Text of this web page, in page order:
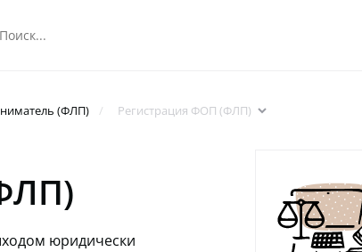
(ФЛП) Регистрация ФОП (ФЛП) arrowdown
юридически